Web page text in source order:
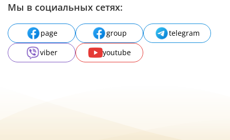
Мы в социальных сетях:
page group
telegram
viber
youtube